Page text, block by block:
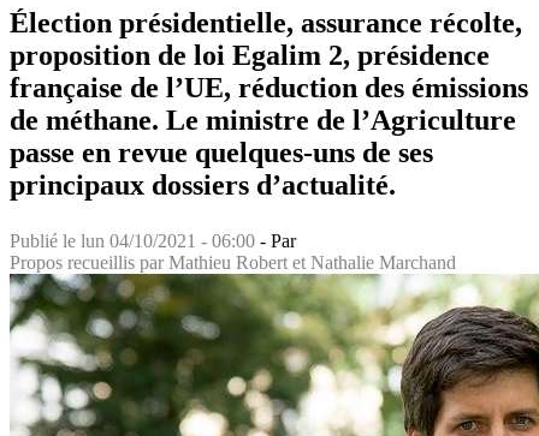
Élection présidentielle, assurance récolte,
proposition de loi Egalim 2, présidence
française de l’UE, réduction des émissions
de méthane. Le ministre de l’Agriculture
passe en revue quelques-uns de ses
principaux dossiers d’actualité.
Publié le lun 04/10/2021 - 06:00 - Par
Propos recueillis par Mathieu Robert et Nathalie Marchand